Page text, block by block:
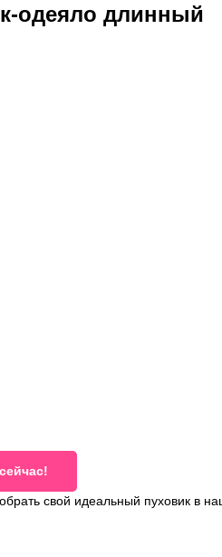
одеяло длинный
свой идеальный пуховик в